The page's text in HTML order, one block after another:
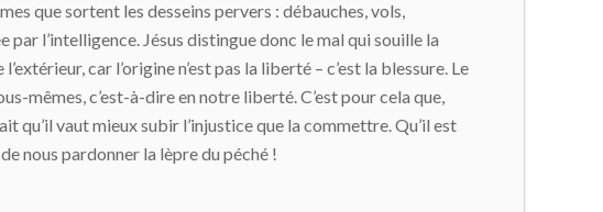
que sortent les desseins pervers : débauches, vols,
l’intelligence. Jésus distingue donc le mal qui souille la
car l’origine n’est pas la liberté – c’est la blessure. Le
mêmes, c’est-à-dire en notre liberté. C’est pour cela que,
qu’il vaut mieux subir l’injustice que la commettre. Qu’il est
nous pardonner la lèpre du péché !